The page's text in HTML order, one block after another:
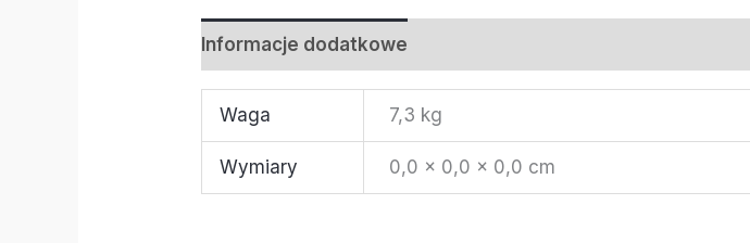
Informacje dodatkowe
Waga 7,3 kg
Wymiary 0,0 × 0,0 × 0,0 cm